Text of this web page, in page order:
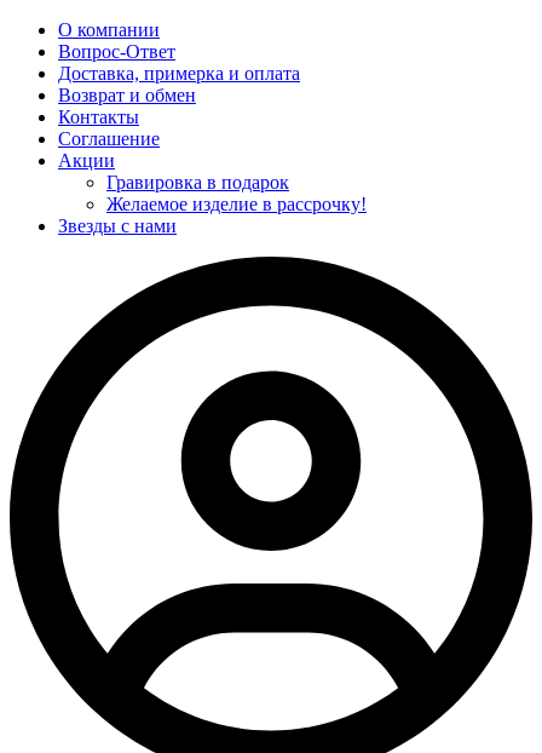
О компании
Вопрос-Ответ
Доставка, примерка и оплата
Возврат и обмен
Контакты
Соглашение
Акции
Гравировка в подарок
Желаемое изделие в рассрочку!
Звезды с нами